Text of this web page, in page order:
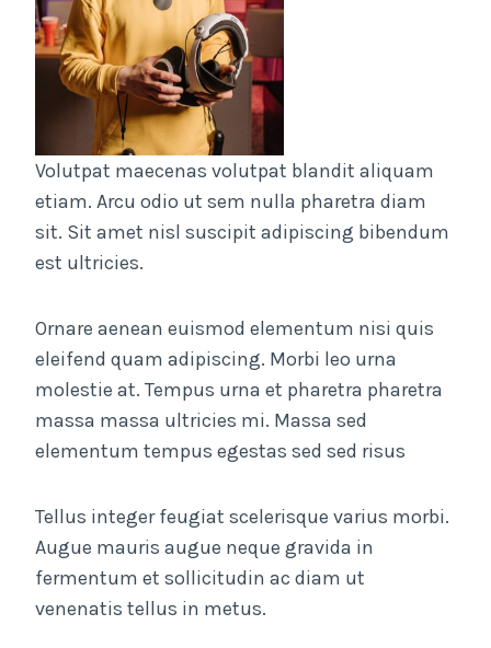
Volutpat maecenas volutpat blandit aliquam
etiam. Arcu odio ut sem nulla pharetra diam
sit. Sit amet nisl suscipit adipiscing bibendum
est ultricies.
Ornare aenean euismod elementum nisi quis
eleifend quam adipiscing. Morbi leo urna
molestie at. Tempus urna et pharetra pharetra
massa massa ultricies mi. Massa sed
elementum tempus egestas sed sed risus
Tellus integer feugiat scelerisque varius morbi.
Augue mauris augue neque gravida in
fermentum et sollicitudin ac diam ut
venenatis tellus in metus.